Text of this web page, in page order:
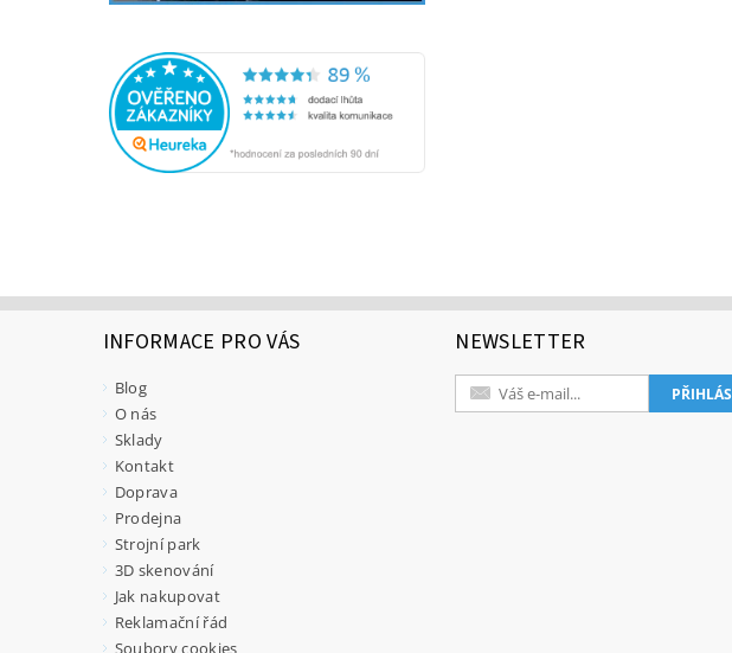
INFORMACE PRO VÁS
Blog
O nás
Sklady
Kontakt
Doprava
Prodejna
Strojní park
3D skenování
Jak nakupovat
Reklamační řád
Soubory cookies
NEWSLETTER